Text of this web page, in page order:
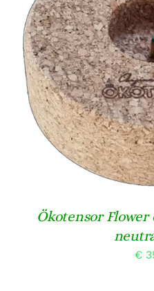
TOEVOEGEN AAN
DETAILS
Ökotensor
€